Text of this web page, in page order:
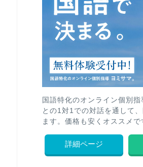
国語特化のオンライン個別
との1対1での対話を通して
ます。価格も安くオススメで
詳細ページ